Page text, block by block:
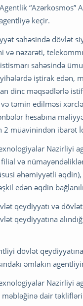
keçir.
sahəsində dövlət
və nəzarəti,
istismarı sahəsində
iştirak edən,
dinc məqsədlərlə
təmin edilməsi
hesabına
müavinindən ibarət
Nazirliyi
və
əhəmiyyətli
edən əqdin
qeydiyyatı və
qeydiyyatına
dövlət
əmlakın
dair